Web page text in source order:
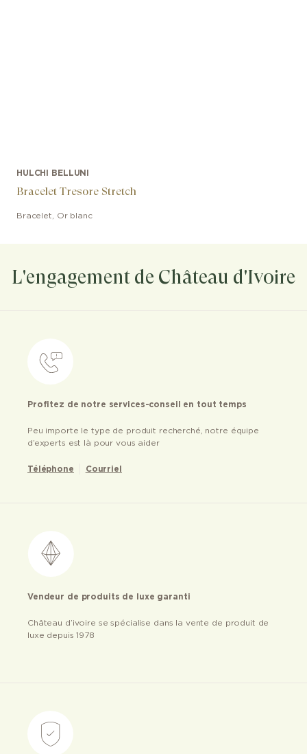
HULCHI BELLUNI
Bracelet Tresore Stretch
Bracelet Or blanc
L'engagement de Château d'Ivoire
Profitez de notre services-conseil en tout temps
Peu importe le type de produit recherché, notre équipe
d’experts est là pour vous aider
Téléphone Courriel
Vendeur de produits de luxe garanti
Château d’ivoire se spécialise dans la vente de produit de
luxe depuis 1978